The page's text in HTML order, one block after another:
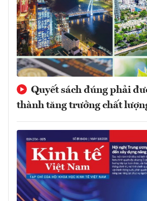
Quyết sách đúng phải
thành tăng trưởng chất